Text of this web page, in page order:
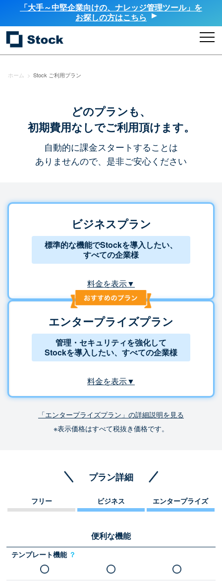
「大手～中堅企業向けの、ナレッジ管理ツール」を
お探しの方はこちら
ホーム > Stock ご利用プラン
どのプランも、
初期費用なしでご利用頂けます。
自動的に課金スタートすることは
ありませんので、是非ご安心ください
ビジネスプラン
標準的な機能でStockを導入したい、
すべての企業様
料金を表示▼
エンタープライズプラン
管理・セキュリティを強化して
Stockを導入したい、すべての企業様
料金を表示▼
「エンタープライズプラン」の詳細説明を見る
※表示価格はすべて税抜き価格です。
プラン詳細
フリー ビジネス エンタープライズ
便利な機能
テンプレート機能 ？